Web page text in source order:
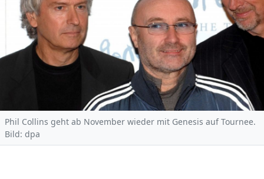
Phil Collins geht ab November wieder mit Genesis auf Tournee.
Bild: dpa